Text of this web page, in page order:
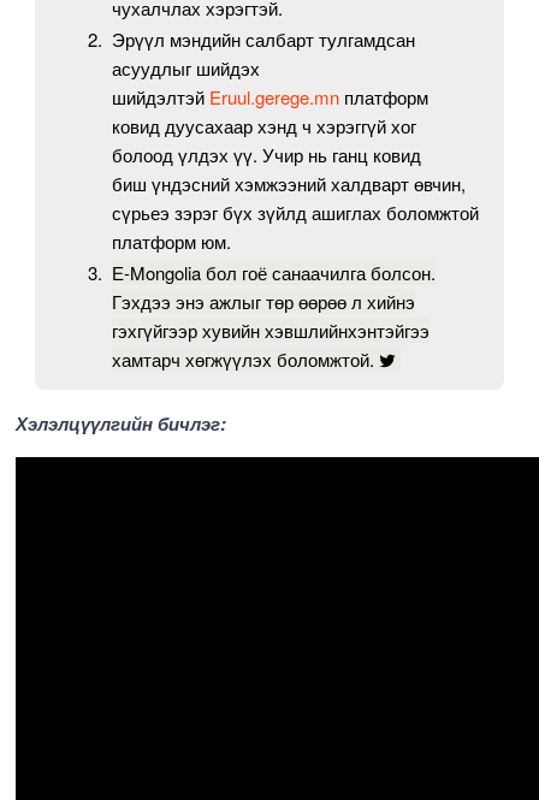
чухалчлах хэрэгтэй.
Эрүүл мэндийн салбарт тулгамдсан
асуудлыг шийдэх
шийдэлтэй Eruul.gerege.mn платформ
ковид дуусахаар хэнд ч хэрэггүй хог
болоод үлдэх үү. Учир нь ганц ковид
биш үндэсний хэмжээний халдварт өвчин,
сүрьеэ зэрэг бүх зүйлд ашиглах боломжтой
платформ юм.
Е-Mongolia бол гоё санаачилга болсон.
Гэхдээ энэ ажлыг төр өөрөө л хийнэ
гэхгүйгээр хувийн хэвшлийнхэнтэйгээ
хамтарч хөгжүүлэх боломжтой.
Хэлэлцүүлгийн бичлэг: